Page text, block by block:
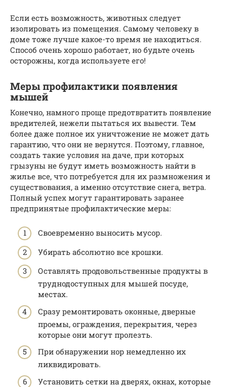
Если есть возможность, животных следует
изолировать из помещения. Самому человеку в
доме тоже лучше какое-то время не находиться.
Способ очень хорошо работает, но будьте очень
осторожны, когда используете его!
Меры профилактики появления
мышей
Конечно, намного проще предотвратить появление
вредителей, нежели пытаться их вывести. Тем
более даже полное их уничтожение не может дать
гарантию, что они не вернутся. Поэтому, главное,
создать такие условия на даче, при которых
грызуны не будут иметь возможность найти в
жилье все, что потребуется для их размножения и
существования, а именно отсутствие снега, ветра.
Полный успех могут гарантировать заранее
предпринятые профилактические меры:
Своевременно выносить мусор.
Убирать абсолютно все крошки.
Оставлять продовольственные продукты в
труднодоступных для мышей посуде,
местах.
Сразу ремонтировать оконные, дверные
проемы, ограждения, перекрытия, через
которые они могут пролезть.
При обнаружении нор немедленно их
ликвидировать.
Установить сетки на дверях, окнах, которые